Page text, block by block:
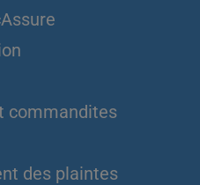
commandites
des plaintes